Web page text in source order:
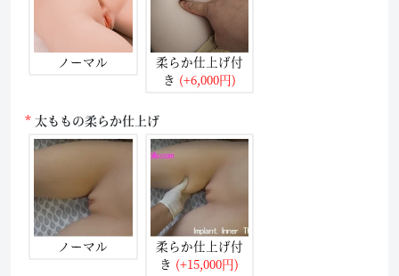
ノーマル
柔らか仕上げ付
き (+6,000円)
太ももの柔らか仕上げ
ノーマル
柔らか仕上げ付
き (+15,000円)